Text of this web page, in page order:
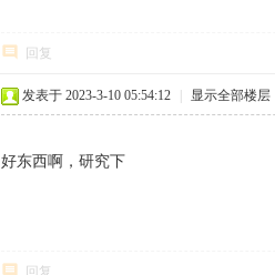
回复
发表于 2023-3-10 05:54:12 显示全部楼层
好东西啊，研究下
回复